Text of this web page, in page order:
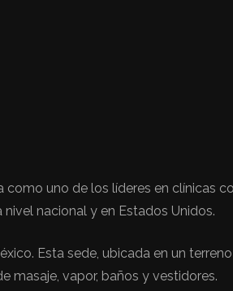
como uno de los líderes en clínicas
nacional y en Estados Unidos.
Esta sede, ubicada en un
masaje, vapor, baños y vestidores.